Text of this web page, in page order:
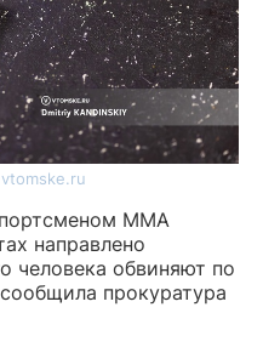
ММА
направлено
человека обвиняют по
прокуратура